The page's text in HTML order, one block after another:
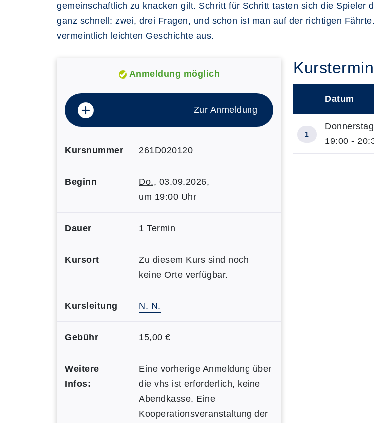
gemeinschaftlich zu knacken gilt. Schritt für Schritt tasten sich die Spieler
ganz schnell: zwei, drei Fragen, und schon ist man auf der richtigen
vermeintlich leichten Geschichte aus.
Anmeldung möglich
Zur Anmeldung
Kursnummer 261D020120
Beginn Do., 03.09.2026,
um 19:00 Uhr
Dauer 1 Termin
Kursort
Zu diesem Kurs sind noch
keine Orte verfügbar.
Kursleitung N. N.
Gebühr 15,00 €
Weitere
Infos:
Eine vorherige Anmeldung über
die vhs ist erforderlich, keine
Abendkasse. Eine
Kooperationsveranstaltung der
Übersicht über
Datum
1
19:00 -